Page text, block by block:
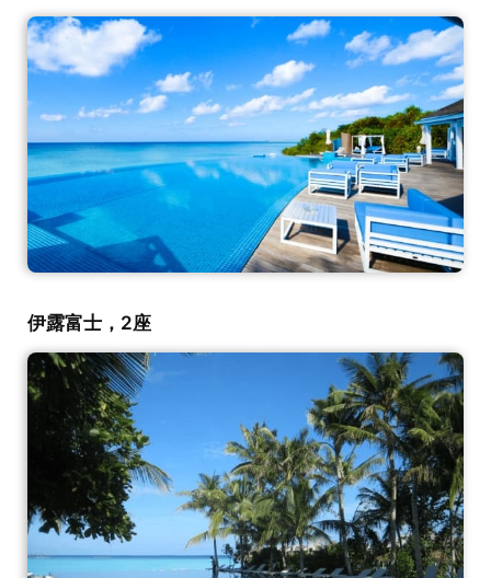
伊露富士，2座